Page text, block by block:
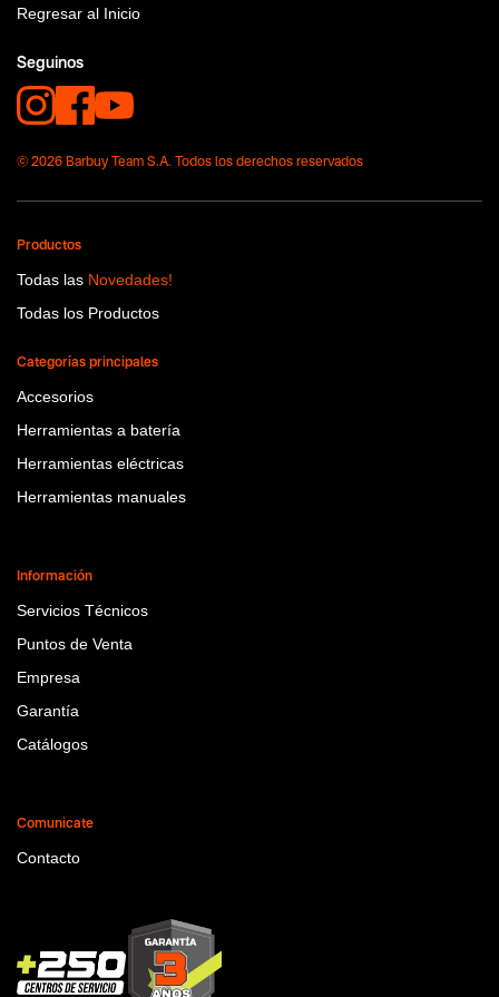
Funcion o uso
No items found.
Tecnologia
Pink Power
Regresar al Inicio
Seguinos
© 2026 Barbuy Team S.A. Todos los derechos reservados
Productos
Todas las Novedades!
Todas los Productos
Categorías principales
Accesorios
Herramientas a batería
Herramientas eléctricas
Herramientas manuales
Información
Servicios Técnicos
Puntos de Venta
Empresa
Garantía
Catálogos
Comunicate
Contacto